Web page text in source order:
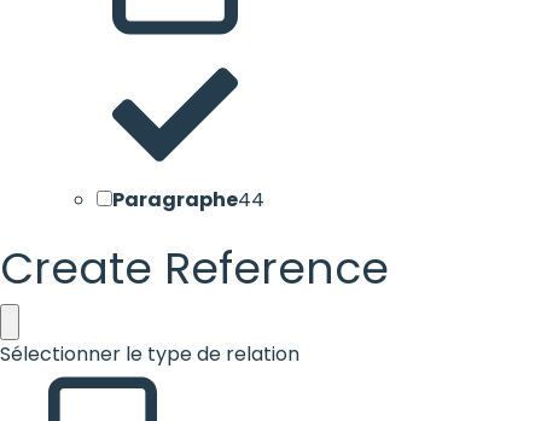
Paragraphe44
Create Reference
Sélectionner le type de relation